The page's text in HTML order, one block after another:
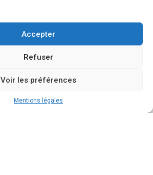
Accepter
Refuser
Voir les préférences
Mentions légales